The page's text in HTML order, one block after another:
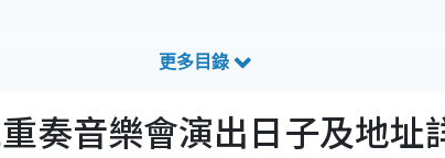
奏音樂會演出日子及地址